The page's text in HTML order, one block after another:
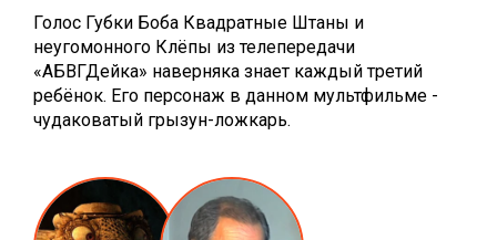
Голос Губки Боба Квадратные Штаны и
неугомонного Клёпы из телепередачи
«АБВГДейка» наверняка знает каждый третий
ребёнок. Его персонаж в данном мультфильме -
чудаковатый грызун-ложкарь.